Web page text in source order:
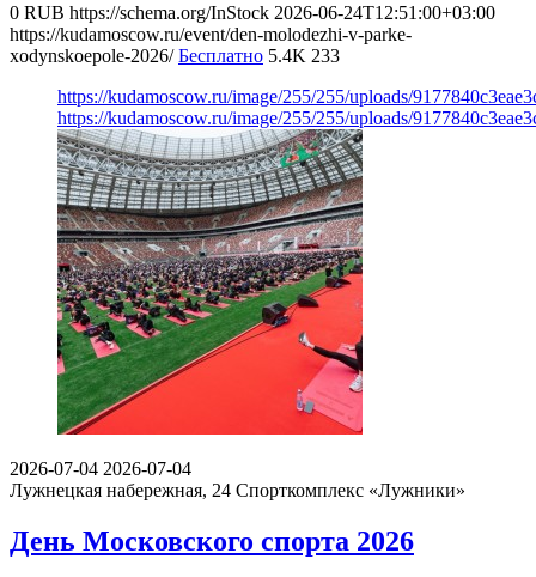
0 RUB https://schema.org/InStock 2026-06-24T12:51:00+03:00
https://kudamoscow.ru/event/den-molodezhi-v-parke-
xodynskoepole-2026/ Бесплатно 5.4K 233
https://kudamoscow.ru/image/255/255/uploads/
https://kudamoscow.ru/image/255/255/uploads/
2026-07-04 2026-07-04
Лужнецкая набережная, 24 Спорткомплекс «Лужники»
День Московского спорта 2026